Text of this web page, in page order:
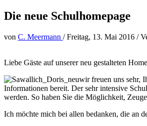
Die neue Schulhomepage
von C. Meermann /Freitag, 13. Mai 2016 /
Liebe Gäste auf unserer neu gestalteten
wir freuen uns sehr,
Informationen bereit. Der sehr intensive
werden. So haben Sie die Möglichkeit,
Ich möchte mich bei allen bedanken, die an